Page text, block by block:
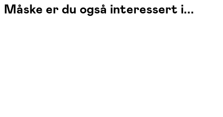
Måske er du også interessert i...